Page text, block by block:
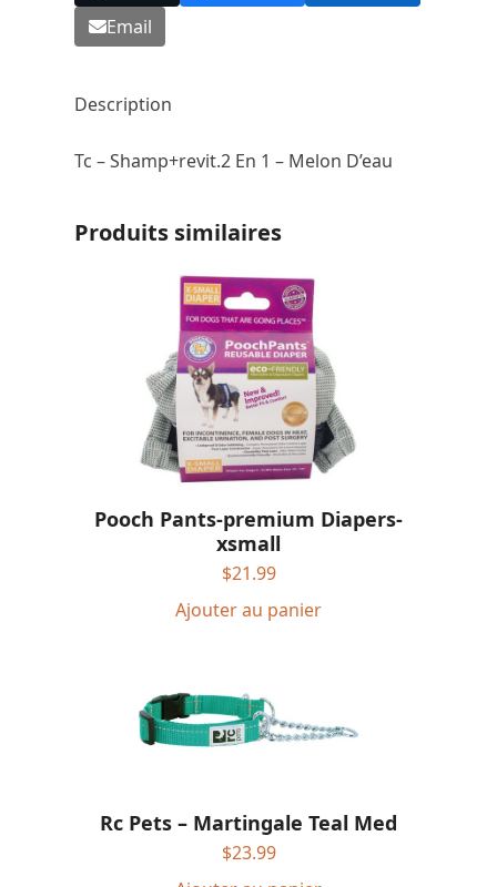
Email
Description
Tc – Shamp+revit.2 En 1 – Melon D’eau
Produits similaires
Pooch Pants-premium Diapers-
xsmall
$21.99
Ajouter au panier
Rc Pets – Martingale Teal Med
$23.99